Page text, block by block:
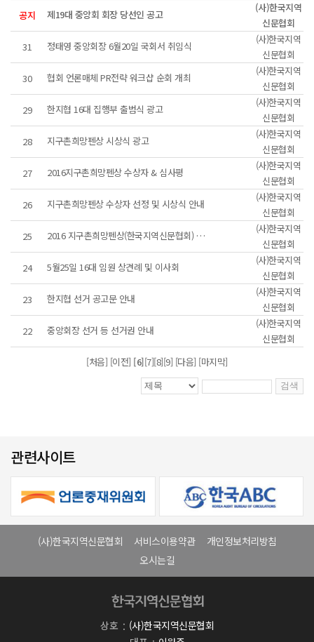
공지
제19대 중앙회 회장 당선인 공고
(사)한국지역
신문협회
31
정태영 중앙회장 6월20일 국회서 취임식
(사)한국지역
신문협회
30
협회 언론매체 PR전략 워크샵 순회 개최
(사)한국지역
신문협회
29
한지협 16대 집행부 출범식 광고
(사)한국지역
신문협회
28
지구촌희망펜상 시상식 광고
(사)한국지역
신문협회
27
2016지구촌희망펜상 수상자 & 심사평
(사)한국지역
신문협회
26
지구촌희망펜상 수상자 선정 및 시상식 안내
(사)한국지역
신문협회
25
2016 지구촌희망펜상(한국지역신문협회) 시상계획 공고
(사)한국지역
신문협회
24
5월25일 16대 임원 상견례 및 이사회
(사)한국지역
신문협회
23
한지협 선거 공고문 안내
(사)한국지역
신문협회
22
중앙회장 선거 등 선거권 안내
(사)한국지역
신문협회
[처음] [이전] [6][7][8][9] [다음] [마지막]
관련사이트
(사)한국지역신문협회 서비스이용약관
개인정보처리방침
오시는길
상호
(사)한국지역신문협회